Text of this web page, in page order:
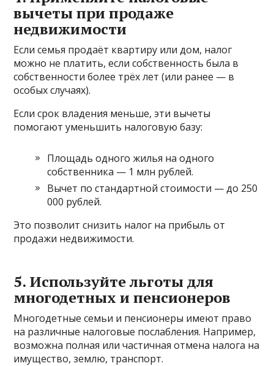
вычеты при продаже
недвижимости
Если семья продаёт квартиру или дом, налог
можно не платить, если собственность была в
собственности более трёх лет (или ранее — в
особых случаях).
Если срок владения меньше, эти вычеты
помогают уменьшить налоговую базу:
Площадь одного жилья на одного
собственника — 1 млн рублей.
Вычет по стандартной стоимости — до 250
000 рублей.
Это позволит снизить налог на прибыль от
продажи недвижимости.
5. Используйте льготы для
многодетных и пенсионеров
Многодетные семьи и пенсионеры имеют право
на различные налоговые послабления. Например,
возможна полная или частичная отмена налога на
имущество, землю, транспорт.